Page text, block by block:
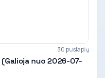
30 puslapių
nuo 2026-07-